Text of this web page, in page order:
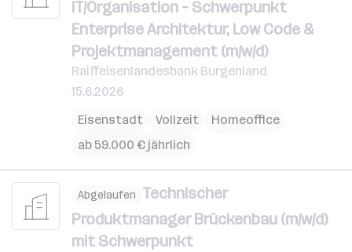
IT/Organisation – Schwerpunkt
Enterprise Architektur, Low Code &
Projektmanagement (m/w/d)
Raiffeisenlandesbank Burgenland
15.6.2026
Eisenstadt
Vollzeit
Homeoffice
ab 59.000 € jährlich
Abgelaufen Technischer
Produktmanager Brückenbau (m/w/d)
mit Schwerpunkt